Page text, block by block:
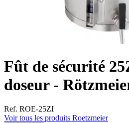
Fût de sécurité
doseur -
Ref. ROE-25ZI
Voir tous les produits Roetzmeier